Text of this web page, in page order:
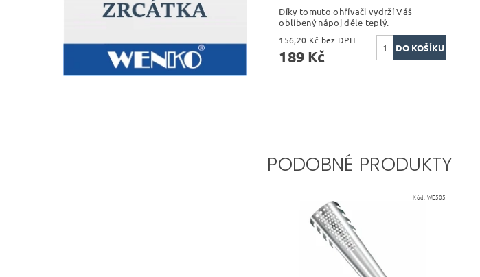
Díky tomuto ohřívači vydrží Váš
oblíbený nápoj déle teplý.
156,20 Kč bez DPH
189 Kč
PODOBNÉ PRODUKTY
Kód: WE505